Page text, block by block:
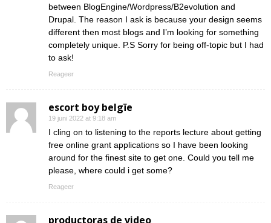
between BlogEngine/Wordpress/B2evolution and
Drupal. The reason I ask is because your design seems
different then most blogs and I’m looking for something
completely unique. P.S Sorry for being off-topic but I had
to ask!
Reageer
escort boy belgïe
19 juni 2022 at 9:18 am
I cling on to listening to the reports lecture about getting
free online grant applications so I have been looking
around for the finest site to get one. Could you tell me
please, where could i get some?
Reageer
productoras de video